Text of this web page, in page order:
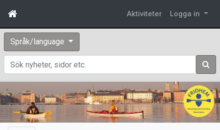
Aktiviteter Logga in
Språk/language
Sök